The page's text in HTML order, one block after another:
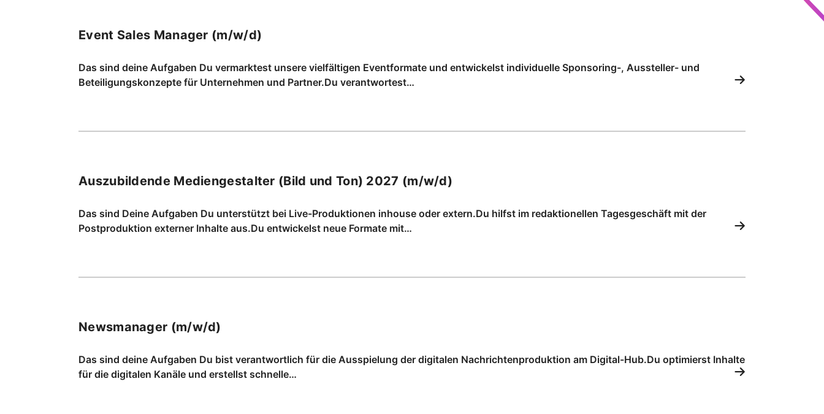
Event Sales Manager (m/w/d)
Das sind deine Aufgaben Du vermarktest unsere vielfältigen Eventformate und entwickelst individuelle Sponsoring-, Aussteller- und
Beteiligungskonzepte für Unternehmen und Partner.Du verantwortest…
Auszubildende Mediengestalter (Bild und Ton) 2027 (m/w/d)
Das sind Deine Aufgaben Du unterstützt bei Live-Produktionen inhouse oder extern.Du hilfst im redaktionellen Tagesgeschäft mit der
Postproduktion externer Inhalte aus.Du entwickelst neue Formate mit…
Newsmanager (m/w/d)
Das sind deine Aufgaben Du bist verantwortlich für die Ausspielung der digitalen Nachrichtenproduktion am Digital-Hub.Du optimierst Inhalte
für die digitalen Kanäle und erstellst schnelle…